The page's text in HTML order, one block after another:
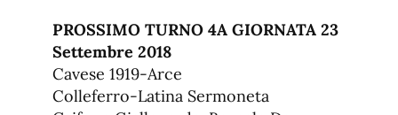
PROSSIMO TURNO 4A GIORNATA 23
Settembre 2018
Cavese 1919-Arce
Colleferro-Latina Sermoneta